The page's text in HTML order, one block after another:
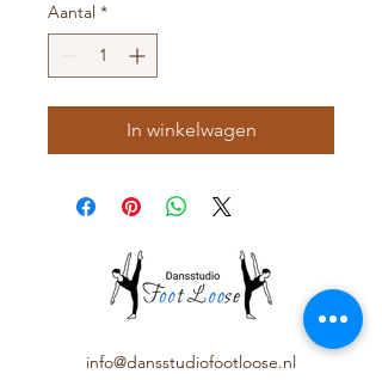
Aantal *
In winkelwagen
info@dansstudiofootloose.nl